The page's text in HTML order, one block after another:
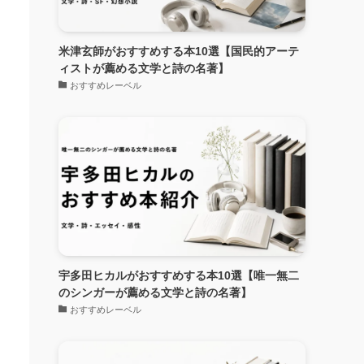
米津玄師がおすすめする本10選【国民的アーテ
ィストが薦める文学と詩の名著】
おすすめレーベル
宇多田ヒカルがおすすめする本10選【唯一無二
のシンガーが薦める文学と詩の名著】
おすすめレーベル